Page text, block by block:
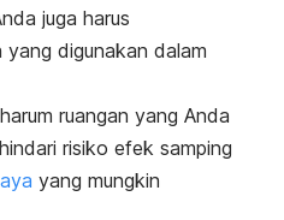
juga harus
digunakan dalam
ruangan yang Anda
risiko efek samping
yang mungkin